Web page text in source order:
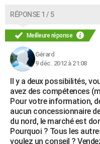
RÉPONSE 1 / 5
Meilleure réponse
Gérard
9 déc. 2012 à 21:08
Il y a deux possibilités,
avez des compétences
Pour votre information,
aucun concessionnaire
du nord, le marché est
Pourquoi ? Tous les
voulez un conseil ?